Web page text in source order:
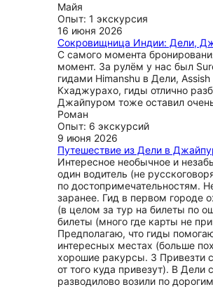
Майя
Опыт: 1 экскурсия
16 июня 2026
Сокровищница Индии: Дели,
С самого момента
момент. За рулём у нас был
гидами Himanshu в Дели,
Кхаджурахо, гиды отлично
Джайпуром тоже оставил
Роман
Опыт: 6 экскурсий
9 июня 2026
Путешествие из Дели в
Интересное необычное и
один водитель (не
по достопримечательностям.
заранее. Гид в первом городе
(в целом за тур на билеты по
билеты (много где карты не
Предполагаю, что гиды
интересных местах (больше
хорошие ракурсы. 3 Привезти
от того куда привезут). В
разводилово возили по